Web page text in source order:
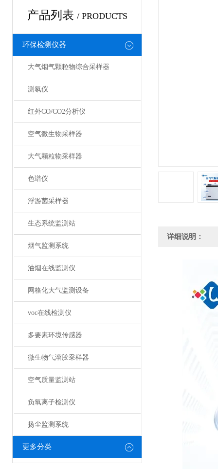
产品列表 / PRODUCTS
环保检测仪器
大气烟气颗粒物综合采样器
测氡仪
红外CO/CO2分析仪
空气微生物采样器
大气颗粒物采样器
色谱仪
浮游菌采样器
生态系统监测站
烟气监测系统
油烟在线监测仪
网格化大气监测设备
voc在线检测仪
多要素环境传感器
微生物气溶胶采样器
空气质量监测站
负氧离子检测仪
扬尘监测系统
更多分类
详细说明：